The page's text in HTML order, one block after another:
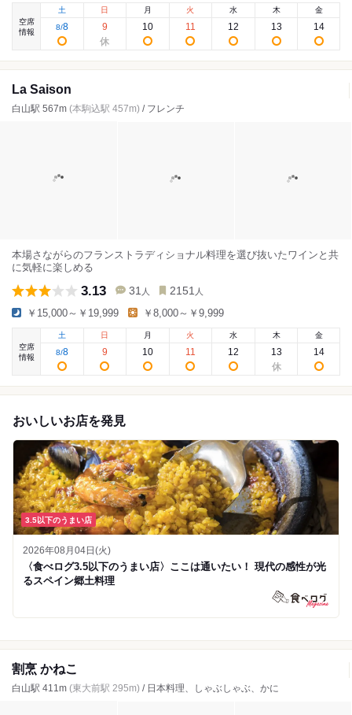
空席
情報
土
8/8
日
9
月
10
火
11
水
12
木
13
金
14
La Saison
白山駅 567m (本駒込駅 457m) / フレンチ
本場さながらのフランストラディショナル料理を選び抜いたワインと共
に気軽に楽しめる
3.13 31 人 2151 人
￥15,000～￥19,999 ￥8,000～￥9,999
空席
情報
土
8/8
日
9
月
10
火
11
水
12
木
13
金
14
おいしいお店を発見
3.5以下のうまい店
2026年08月04日(火)
〈食べログ3.5以下のうまい店〉ここは通いたい！ 現代の感性が光
るスペイン郷土料理
割烹 かねこ
白山駅 411m (東大前駅 295m) / 日本料理、しゃぶしゃぶ、かに